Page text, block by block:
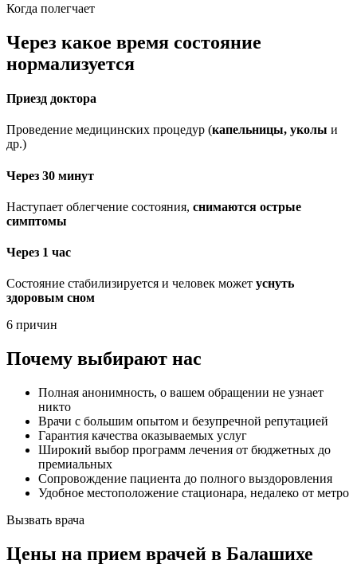
Когда полегчает
Через какое время состояние
нормализуется
Приезд доктора
Проведение медицинских процедур (капельницы, уколы и
др.)
Через 30 минут
Наступает облегчение состояния, снимаются острые
симптомы
Через 1 час
Состояние стабилизируется и человек может уснуть
здоровым сном
6 причин
Почему выбирают нас
Полная анонимность, о вашем обращении не узнает
никто
Врачи с большим опытом и безупречной репутацией
Гарантия качества оказываемых услуг
Широкий выбор программ лечения от бюджетных до
премиальных
Сопровождение пациента до полного выздоровления
Удобное местоположение стационара, недалеко от метро
Вызвать врача
Цены на прием врачей в Балашихе